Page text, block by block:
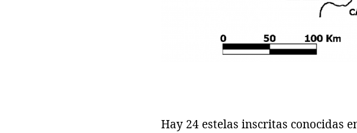
Hay 24 estelas inscritas conocidas